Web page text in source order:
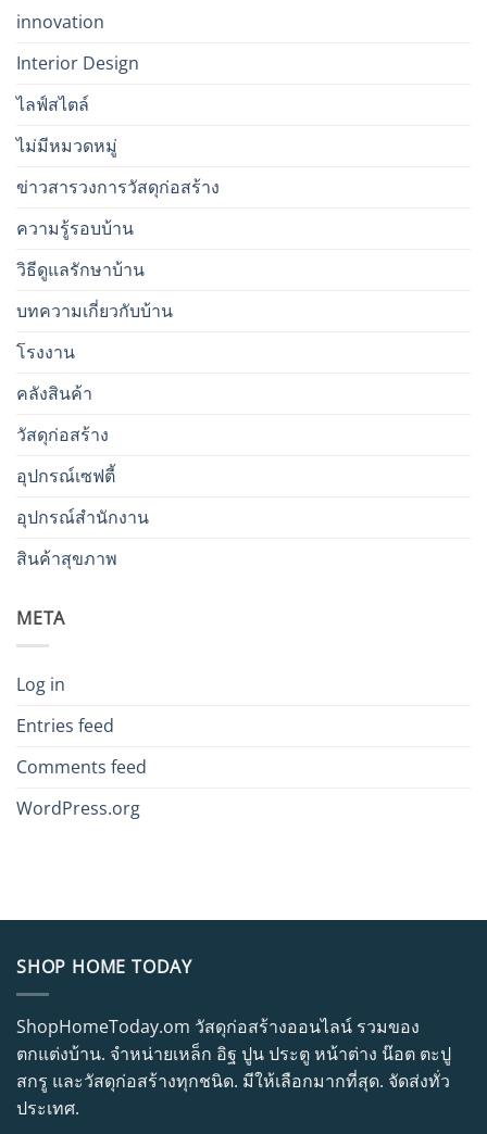
innovation
Interior Design
ไลฟ์สไตล์
ไม่มีหมวดหมู่
ข่าวสารวงการวัสดุก่อสร้าง
ความรู้รอบบ้าน
วิธีดูแลรักษาบ้าน
บทความเกี่ยวกับบ้าน
โรงงาน
คลังสินค้า
วัสดุก่อสร้าง
อุปกรณ์เซฟตี้
อุปกรณ์สำนักงาน
สินค้าสุขภาพ
META
Log in
Entries feed
Comments feed
WordPress.org
SHOP HOME TODAY
ShopHomeToday.om วัสดุก่อสร้างออนไลน์ รวมของ
ตกแต่งบ้าน. จำหน่ายเหล็ก อิฐ ปูน ประตู หน้าต่าง น๊อต ตะปู
สกรู และวัสดุก่อสร้างทุกชนิด. มีให้เลือกมากที่สุด. จัดส่งทั่ว
ประเทศ.